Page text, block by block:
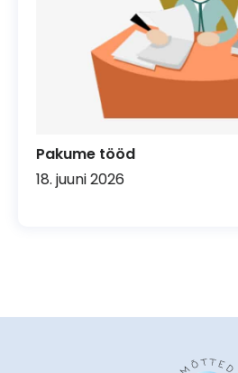
Pakume tööd
18. juuni 2026